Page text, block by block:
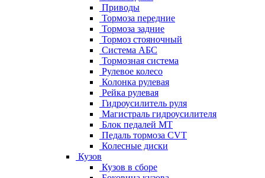
Приводы
Тормоза передние
Тормоза задние
Тормоз стояночный
Система АБС
Тормозная система
Рулевое колесо
Колонка рулевая
Рейка рулевая
Гидроусилитель руля
Магистраль гидроусилителя
Блок педалей МТ
Педаль тормоза CVT
Колесные диски
Кузов
Кузов в сборе